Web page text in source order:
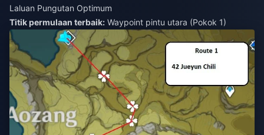
Laluan Pungutan Optimum
Titik permulaan terbaik: Waypoint pintu utara (Pokok 1)